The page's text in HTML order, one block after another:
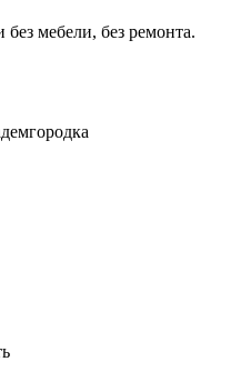
мебели, без ремонта.